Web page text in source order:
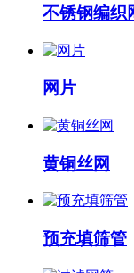
不锈钢编织
网片
黄铜丝网
预充填筛管